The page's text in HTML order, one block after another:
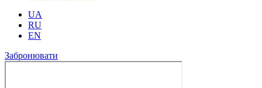
UA
RU
EN
Забронювати